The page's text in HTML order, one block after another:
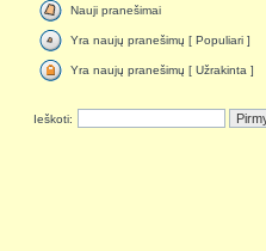
Nauji pranešimai
Yra naujų pranešimų [ Populiari ]
Yra naujų pranešimų [ Užrakinta ]
Ieškoti: